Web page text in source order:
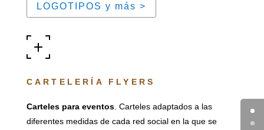
LOGOTIPOS y más >
CARTELERÍA FLYERS
Carteles para eventos. Carteles adaptados a las
diferentes medidas de cada red social en la que se